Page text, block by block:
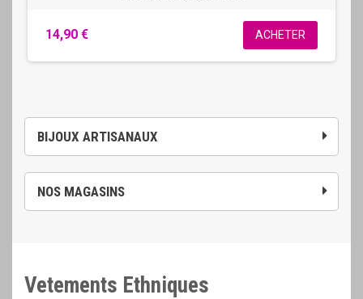
BIJOUX ARTISANAUX
NOS MAGASINS
14,90 € ACHETER
Vetements Ethniques